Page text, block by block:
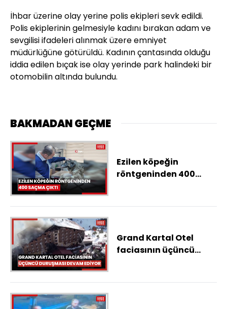
İhbar üzerine olay yerine polis ekipleri sevk edildi.
Polis ekiplerinin gelmesiyle kadını bırakan adam ve
sevgilisi ifadeleri alınmak üzere emniyet
müdürlüğüne götürüldü. Kadının çantasında olduğu
iddia edilen bıçak ise olay yerinde park halindeki bir
otomobilin altında bulundu.
BAKMADAN GEÇME
Ezilen köpeğin
röntgeninden 400
Grand Kartal Otel
faciasının üçüncü